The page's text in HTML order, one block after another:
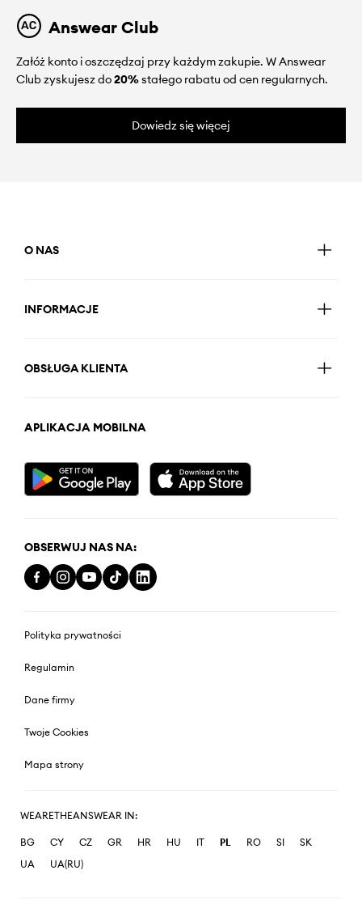
Answear Club
Załóż konto i oszczędzaj przy każdym zakupie. W Answear
Club zyskujesz do20%stałego rabatu od cen regularnych.
Dowiedz się więcej
O NAS
INFORMACJE
OBSŁUGA KLIENTA
APLIKACJA MOBILNA
OBSERWUJ NAS NA:
Polityka prywatności
Regulamin
Dane firmy
Twoje Cookies
Mapa strony
WEARETHEANSWEAR IN:
BG CY CZ GR HR HU IT PL RO SI
SK
UA
UA(RU)